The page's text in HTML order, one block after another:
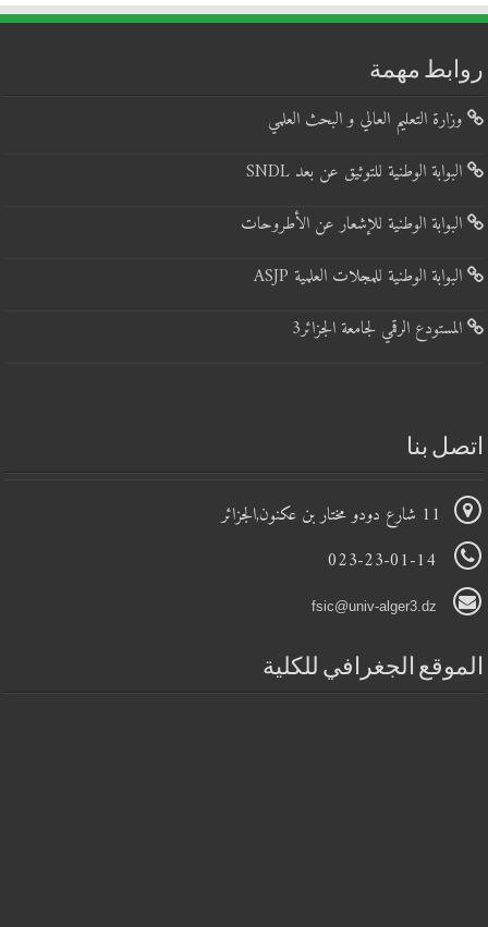
مهمة
وزارة التعليم العالي و البحث العلمي
البوابة الوطنية للتوثيق عن بعد SNDL
البوابة الوطنية للإشعار عن الأطروحات
البوابة الوطنية للمجلات العلمية ASJP
المستودع الرقمي لجامعة الجزائر3
بنا
11 شارع دودو مختار بن عكنون,الجزائر
023-23-01-14
الجغرافي للكلية